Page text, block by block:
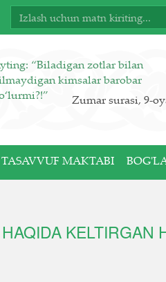
“Biladigan zotlar bilan
kimsalar barobar
Zumar surasi, 9-
TASAVVUF MAKTABI
KELTIRGAN